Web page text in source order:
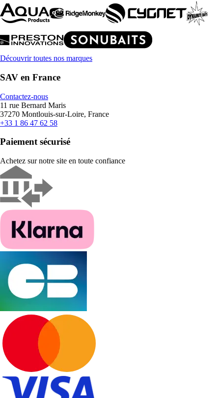
Découvrir toutes nos marques
SAV en France
Contactez-nous
11 rue Bernard Maris
37270 Montlouis-sur-Loire, France
+33 1 86 47 62 58
Paiement sécurisé
Achetez sur notre site en toute confiance